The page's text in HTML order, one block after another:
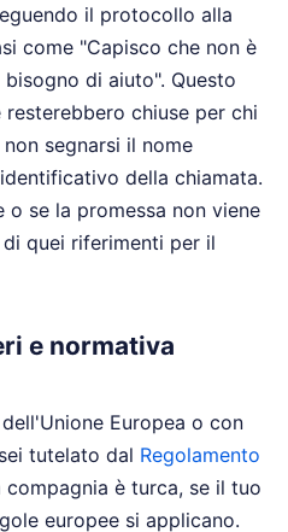
il protocollo alla
come "Capisco che non è
di aiuto". Questo
chiuse per chi
segnarsi il nome
della chiamata.
o se la promessa non viene
quei riferimenti per il
e normativa
Europea o con
tutelato dal Regolamento
compagnia è turca, se il tuo
europee si applicano.